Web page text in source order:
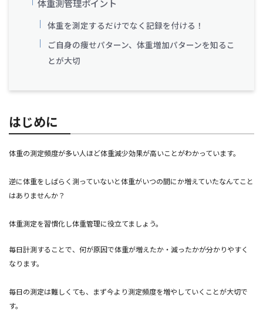
体重測管理ポイント
体重を測定するだけでなく記録を付ける！
ご自身の痩せパターン、体重増加パターンを知るこ
とが大切
はじめに
体重の測定頻度が多い人ほど体重減少効果が高いことがわかっています。
逆に体重をしばらく測っていないと体重がいつの間にか増えていたなんてこと
はありませんか？
体重測定を習慣化し体重管理に役立てましょう。
毎日計測することで、何が原因で体重が増えたか・減ったかが分かりやすく
なります。
毎日の測定は難しくても、まず今より測定頻度を増やしていくことが大切で
す。